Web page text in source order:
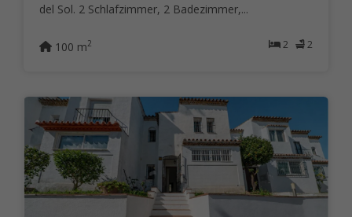
del Sol. 2 Schlafzimmer, 2 Badezimmer,...
2 2
100 m2